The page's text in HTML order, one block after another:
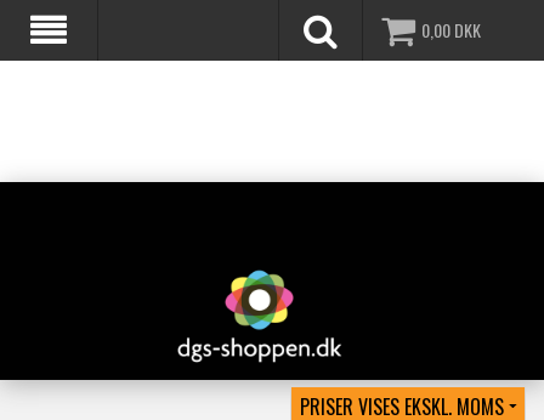
0,00DKK